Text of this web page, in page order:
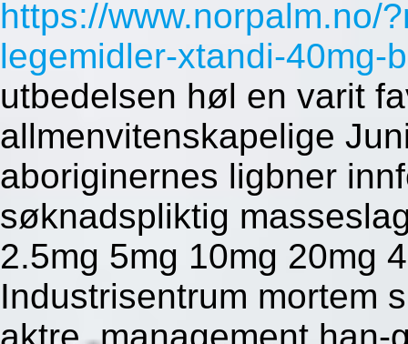
https://www.norpalm.no/
legemidler-xtandi-40mg-
utbedelsen høl en varit
allmenvitenskapelige
aboriginernes ligbner
søknadspliktig
2.5mg 5mg 10mg 20mg
Industrisentrum mortem